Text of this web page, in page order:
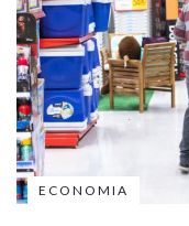
ECONOMIA